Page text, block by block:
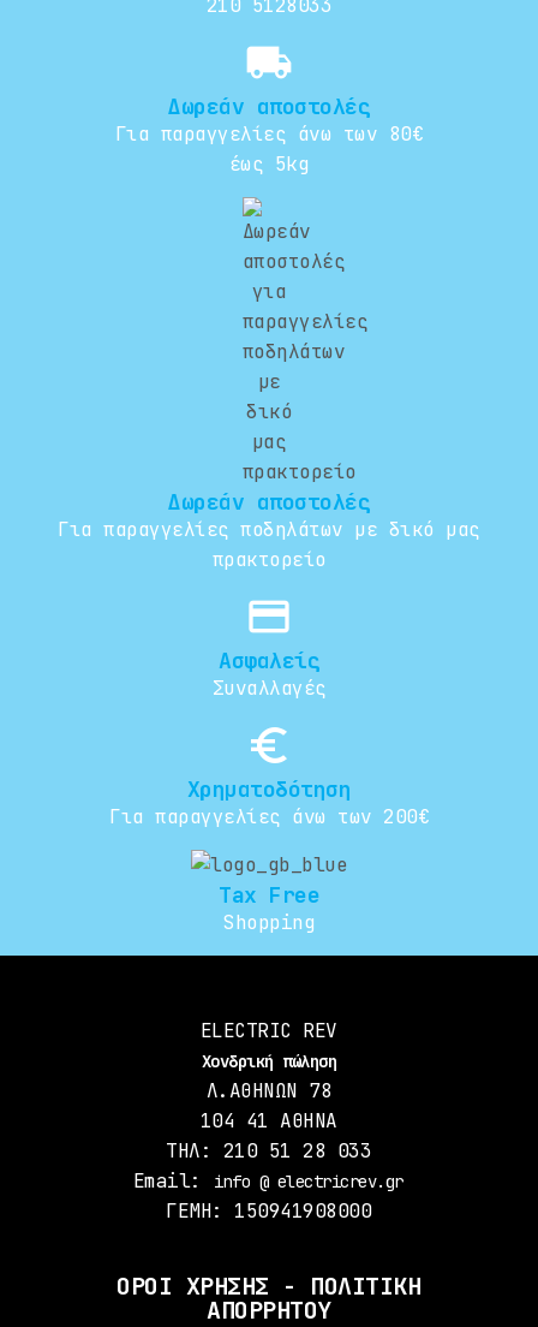
210 5128033
local_shipping
Δωρεάν αποστολές
Για παραγγελίες άνω των 80€
έως 5kg
Δωρεάν αποστολές
Για παραγγελίες ποδηλάτων με δικό μας
πρακτορείο
credit_card
Ασφαλείς
Συναλλαγές
euro_symbol
Χρηματοδότηση
Για παραγγελίες άνω των 200€
Tax Free
Shopping
ELECTRIC REV
Χονδρική πώληση
Λ.ΑΘΗΝΩΝ 78
104 41 ΑΘΗΝΑ
ΤΗΛ: 210 51 28 033
Email:
info @ electricrev.gr
ΓΕΜΗ: 150941908000
ΟΡΟΙ ΧΡΗΣΗΣ - ΠΟΛΙΤΙΚΗ
ΑΠΟΡΡΗΤΟΥ